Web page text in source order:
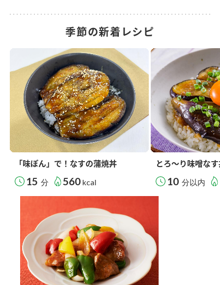
季節の新着レシピ
「味ぽん」で！なすの蒲焼丼
15 分 560 kcal
とろ～り味噌な
10 分以内